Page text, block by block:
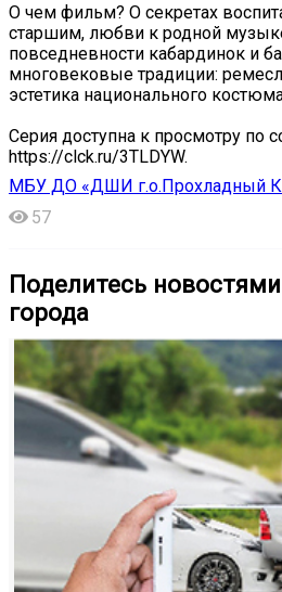
О чем фильм? О секретах
старшим, любви к родной
повседневности кабардинок и
многовековые традиции:
эстетика национального
Серия доступна к просмотру по
https://clck.ru/3TLDYW.
МБУ ДО «ДШИ г.о.Прохладный
57
Поделитесь
города